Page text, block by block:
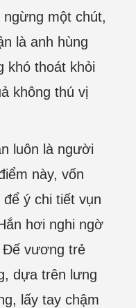
một chút,
là anh hùng
khó thoát khỏi
không thú vị
luôn là người
này, vốn
ý chi tiết vụn
hơi nghi ngờ
Đế vương trẻ
dựa trên lưng
lấy tay chậm